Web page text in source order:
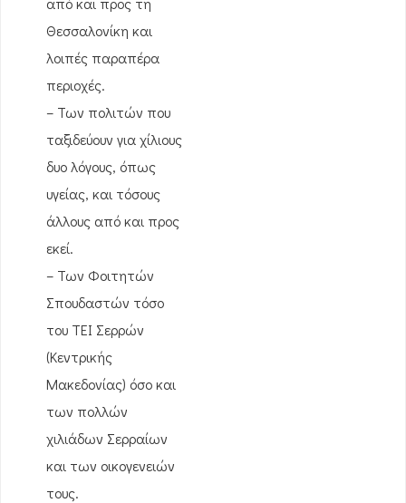
Θεσσαλονίκη και
λοιπές παραπέρα
περιοχές.
– Των πολιτών που
ταξιδεύουν για χίλιους
δυο λόγους, όπως
υγείας, και τόσους
άλλους από και προς
εκεί.
– Των Φοιτητών
Σπουδαστών τόσο
του ΤΕΙ Σερρών
(Κεντρικής
Μακεδονίας) όσο και
των πολλών
χιλιάδων Σερραίων
και των οικογενειών
τους.